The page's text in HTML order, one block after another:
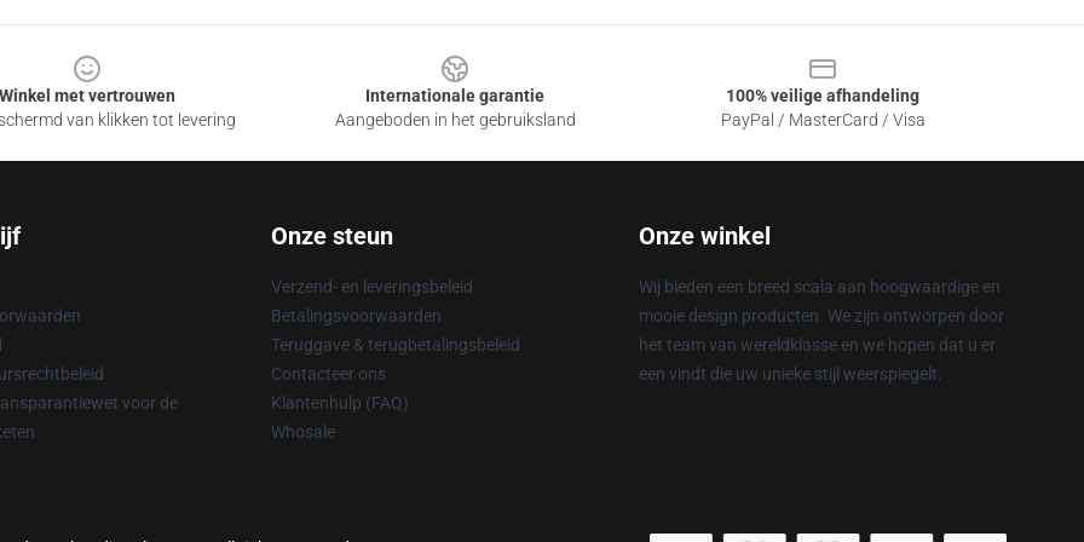
Winkel met vertrouwen
van klikken tot levering
Internationale garantie
Aangeboden in het gebruiksland
100% veilige afhandeling
PayPal / MasterCard / Visa
voor de
Onze steun
Verzend- en leveringsbeleid
Betalingsvoorwaarden
Teruggave & terugbetalingsbeleid
Contacteer ons
Klantenhulp (FAQ)
Whosale
Onze winkel
Wij bieden een breed scala aan hoogwaardige en
mooie design producten. We zijn ontworpen door
het team van wereldklasse en we hopen dat u er
een vindt die uw unieke stijl weerspiegelt.